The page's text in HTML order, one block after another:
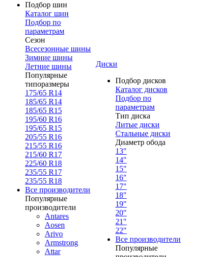
Подбор шин
Каталог шин
Подбор по
параметрам
Сезон
Всесезонные шины
Зимние шины
Летние шины
Популярные
типоразмеры
175/65 R14
185/65 R14
185/65 R15
195/60 R16
195/65 R15
205/55 R16
215/55 R16
215/60 R17
225/60 R18
235/55 R17
235/55 R18
Все производители
Популярные
производители
Antares
Aosen
Arivo
Armstrong
Attar
Диски
Подбор дисков
Каталог дисков
Подбор по
параметрам
Тип диска
Литые диски
Стальные диски
Диаметр обода
13"
14"
15"
16"
17"
18"
19"
20"
21"
22"
Все производители
Популярные